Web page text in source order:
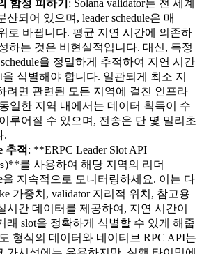
함정 피하기 : Solana validator는 전 세계
되어 있으며, leader schedule은 매
로 바뀝니다. 평균 지연 시간에 의존하
하는 것은 비현실적입니다. 대신, 특정
을 정밀하게 추적하여 지연 시간
식별해야 합니다. 일관되게 최소 지
려면 관련된 모든 지역에 걸친 인프라
일한 지역 내에서는 데이터 획득이 수
루어질 수 있으며, 전송은 단 몇 밀리초
.
추적 : **ERPC Leader Slot API
)**를 사용하여 해당 지역의 리더
을 지속적으로 모니터링하세요. 이는 다
가중치, validator 지리적 위치, 참고용
시간 데이터를 제공하여, 지연 시간이
래 slot을 정확하게 식별할 수 있게 해줍
형식의 데이터와 네이티브 RPC API는